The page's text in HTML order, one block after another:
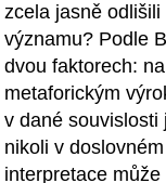
zcela jasně
významu? Podle
dvou faktorech:
metaforickým
v dané
nikoli v
interpretace